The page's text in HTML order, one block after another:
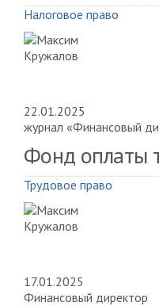
Налоговое право
22.01.2025
журнал «Финансовый
Фонд оплаты
Трудовое право
17.01.2025
Финансовый директор